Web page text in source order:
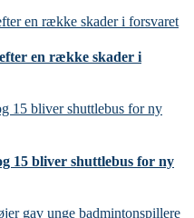
en række skader i
15 bliver shuttlebus for ny